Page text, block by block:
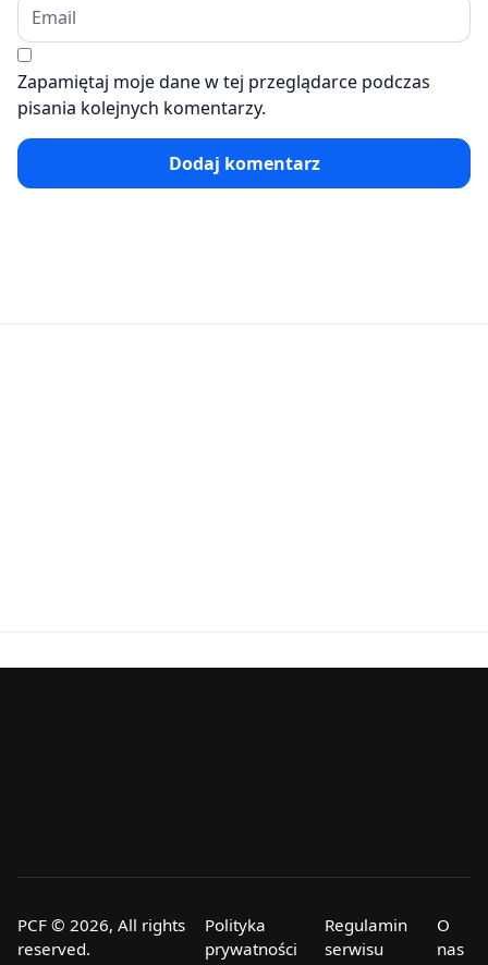
Zapamiętaj moje dane w tej przeglądarce podczas
pisania kolejnych komentarzy.
Dodaj komentarz
PCF © 2026, All rights
reserved.
Polityka
prywatności
Regulamin
serwisu
O
nas